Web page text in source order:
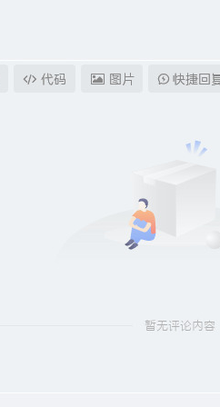
代码 图片 快捷回
暂无评论内容